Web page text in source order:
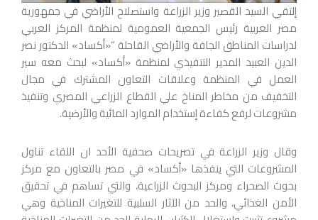
إلتقي السيد القصير وزير الزراعة واستصلاح الأراضي في جمهورية
مصر العربية رئيس الجمعية العمومية لمنظمة المركز العربي
لدراسات المناطق الجافة والأراضي القاحلة “«أكساد» الدكتور نصر
الدين العبيد المدير التنفيذي لمنظمة «أكساد» لبحث معه سير
العمل في المنظمة وعلاقات التعاون المشترك في مجال
التخفيف من مخاطر المناخ علي القطاع الزراعي المصري وتنفيذ
مشروعات لرفع كفاءة إستخدام الموارد المائية والأرضية.
وقال وزير الزراعة في تصريحات صحفية الأحد ان اللقاء تناول
المشروعات التي ينفذها «أكساد» في مصر بالتعاون مع مركز
بحوث الصحراء ومركز البحوث الزراعية، والتي تساهم في تحقيق
الأمن الغذائي، والحد من الآثار السلبية للتغيرات المناخية وهي